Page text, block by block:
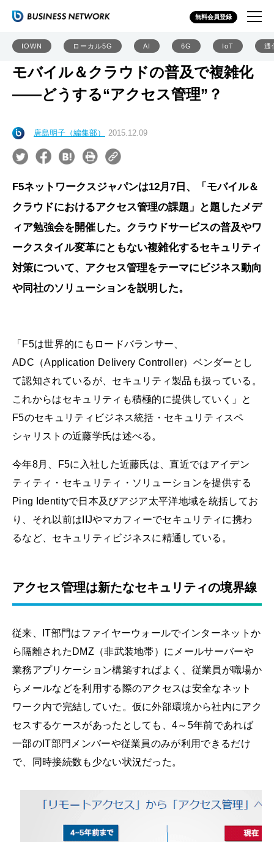
無料会員登録
IOWN ローカル5G AI 6G IoT 通
モバイル＆クラウドの普及で複雑化
――どうする“アクセス管理”？
唐島明子（編集部） 2015.12.09
F5ネットワークスジャパンは12月7日、「モバイル＆
クラウドにおけるアクセス管理の課題」と題したメデ
ィア勉強会を開催した。クラウドサービスの普及やワ
ークスタイル変革にともない複雑化するセキュリティ
対策について、アクセス管理をテーマにビジネス動向
や同社のソリューションを説明した。
「F5は世界的にもロードバランサー、
ADC（Application Delivery Controller）ベンダーとし
て認知されているが、セキュリティ製品も扱っている。
これからはセキュリティも積極的に提供していく」と
F5のセキュリティビジネス統括・セキュリティスペ
シャリストの近藤学氏は述べる。
今年8月、F5に入社した近藤氏は、直近ではアイデン
ティティ・セキュリティ・ソリューションを提供する
Ping Identityで日本及びアジア太平洋地域を統括してお
り、それ以前はIIJやマカフィーでセキュリティに携わ
るなど、セキュリティビジネスに精通している。
アクセス管理は新たなセキュリティの境界線
従来、IT部門はファイヤーウォールでインターネットか
ら隔離されたDMZ（非武装地帯）にメールサーバーや
業務アプリケーション構築すればよく、従業員が職場か
らメールなどを利用する際のアクセスは安全なネット
ワーク内で完結していた。仮に外部環境から社内にアク
セスするケースがあったとしても、4～5年前であれば
一部のIT部門メンバーや従業員のみが利用できるだけ
で、同時接続数も少ない状況だった。